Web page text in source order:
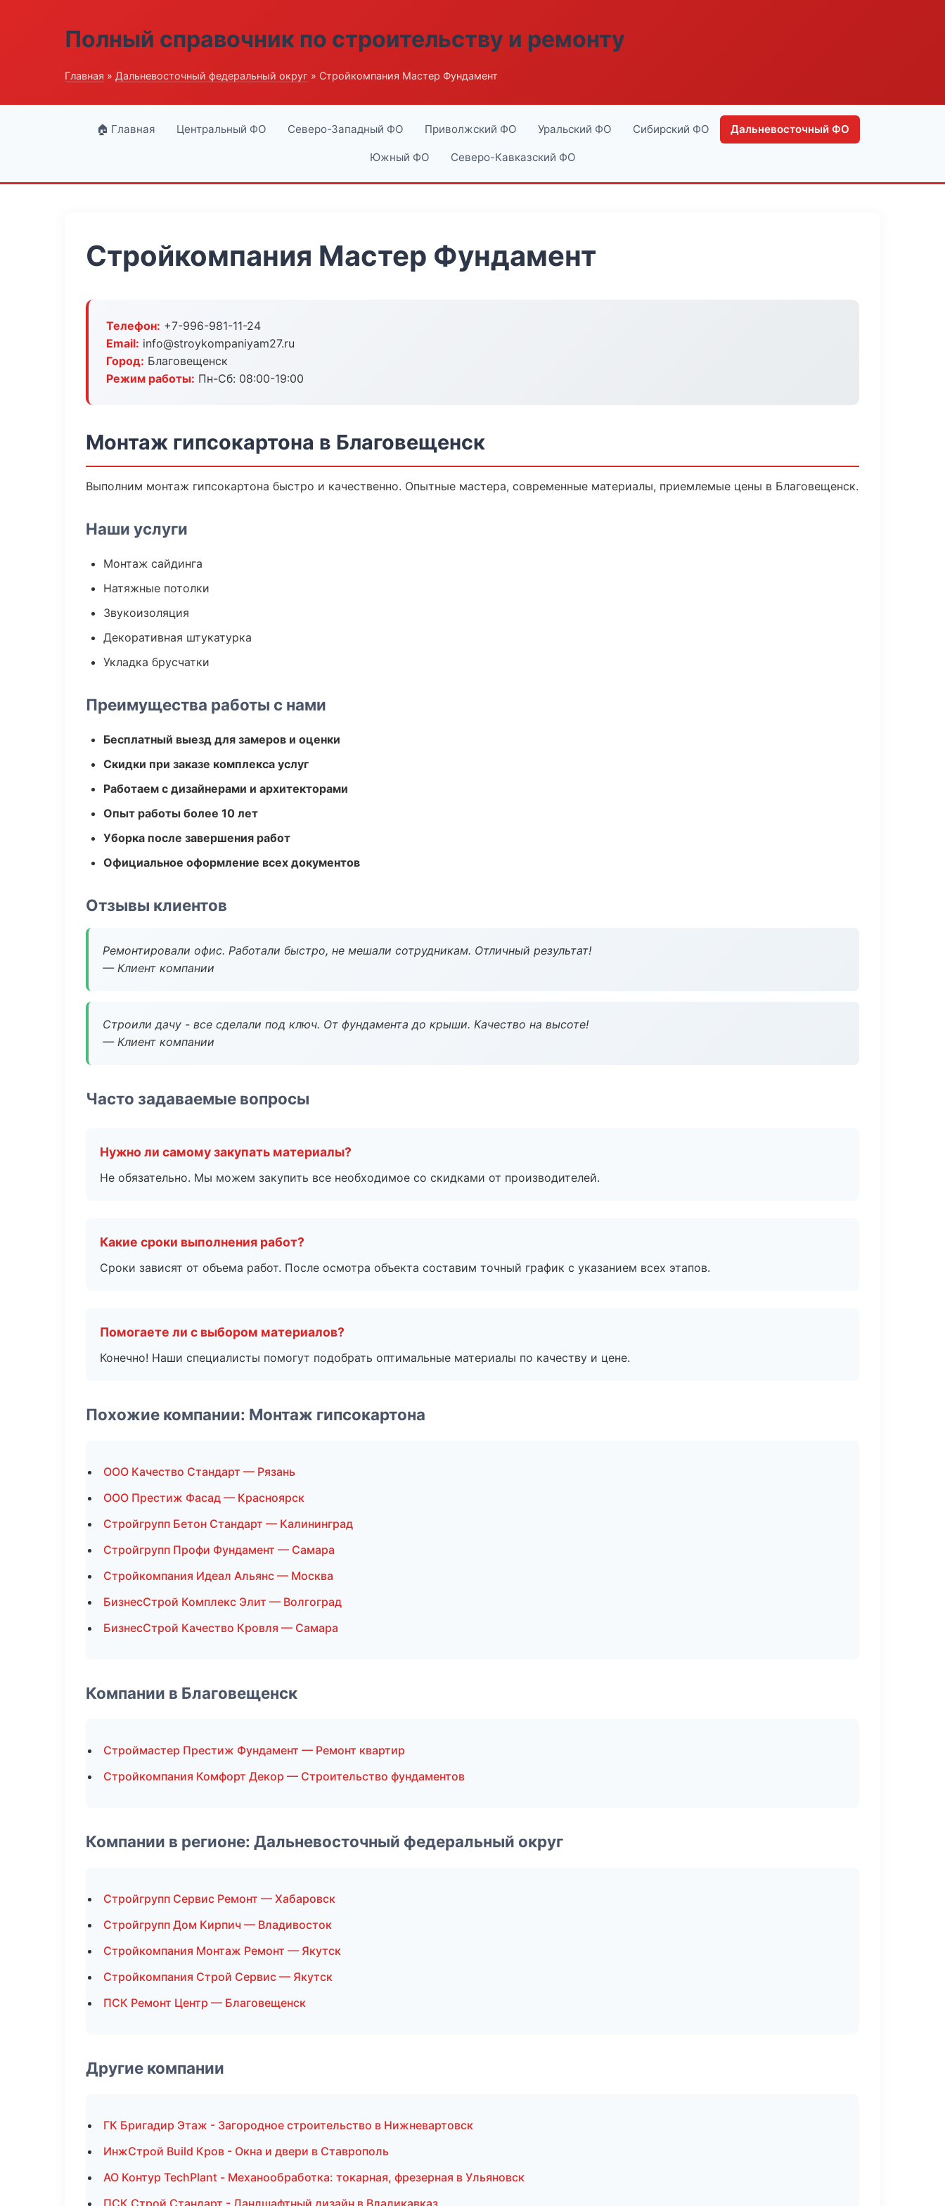
Полный справочник по строительству и ремонту
Главная » Дальневосточный федеральный округ » Стройкомпания Мастер Фундамент
🏠 Главная Центральный ФО Северо-Западный ФО Приволжский ФО Уральский ФО Сибирский ФО Дальневосточный ФО
Южный ФО Северо-Кавказский ФО
Стройкомпания Мастер Фундамент
Телефон: +7-996-981-11-24
Email: info@stroykompaniyam27.ru
Город: Благовещенск
Режим работы: Пн-Сб: 08:00-19:00
Монтаж гипсокартона в Благовещенск
Выполним монтаж гипсокартона быстро и качественно. Опытные мастера, современные материалы, приемлемые цены в Благовещенск.
Наши услуги
Монтаж сайдинга
Натяжные потолки
Звукоизоляция
Декоративная штукатурка
Укладка брусчатки
Преимущества работы с нами
Бесплатный выезд для замеров и оценки
Скидки при заказе комплекса услуг
Работаем с дизайнерами и архитекторами
Опыт работы более 10 лет
Уборка после завершения работ
Официальное оформление всех документов
Отзывы клиентов
Ремонтировали офис. Работали быстро, не мешали сотрудникам. Отличный результат!
— Клиент компании
Строили дачу - все сделали под ключ. От фундамента до крыши. Качество на высоте!
— Клиент компании
Часто задаваемые вопросы
Нужно ли самому закупать материалы?
Не обязательно. Мы можем закупить все необходимое со скидками от производителей.
Какие сроки выполнения работ?
Сроки зависят от объема работ. После осмотра объекта составим точный график с указанием всех этапов.
Помогаете ли с выбором материалов?
Конечно! Наши специалисты помогут подобрать оптимальные материалы по качеству и цене.
Похожие компании: Монтаж гипсокартона
ООО Качество Стандарт — Рязань
ООО Престиж Фасад — Красноярск
Стройгрупп Бетон Стандарт — Калининград
Стройгрупп Профи Фундамент — Самара
Стройкомпания Идеал Альянс — Москва
БизнесСтрой Комплекс Элит — Волгоград
БизнесСтрой Качество Кровля — Самара
Компании в Благовещенск
Строймастер Престиж Фундамент — Ремонт квартир
Стройкомпания Комфорт Декор — Строительство фундаментов
Компании в регионе: Дальневосточный федеральный округ
Стройгрупп Сервис Ремонт — Хабаровск
Стройгрупп Дом Кирпич — Владивосток
Стройкомпания Монтаж Ремонт — Якутск
Стройкомпания Строй Сервис — Якутск
ПСК Ремонт Центр — Благовещенск
Другие компании
ГК Бригадир Этаж - Загородное строительство в Нижневартовск
ИнжСтрой Build Кров - Окна и двери в Ставрополь
АО Контур TechPlant - Механообработка: токарная, фрезерная в Ульяновск
ПСК Строй Стандарт - Ландшафтный дизайн в Владикавказ